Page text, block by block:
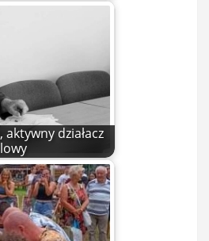
aktywny działacz